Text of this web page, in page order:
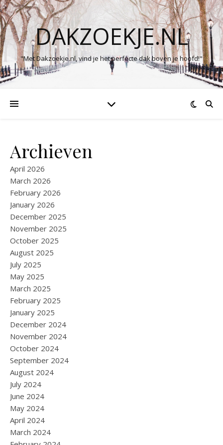
DAKZOEKJE.NL
"Met Dakzoekje.nl, vind je het perfecte dak boven je hoofd!"
Archieven
April 2026
March 2026
February 2026
January 2026
December 2025
November 2025
October 2025
August 2025
July 2025
May 2025
March 2025
February 2025
January 2025
December 2024
November 2024
October 2024
September 2024
August 2024
July 2024
June 2024
May 2024
April 2024
March 2024